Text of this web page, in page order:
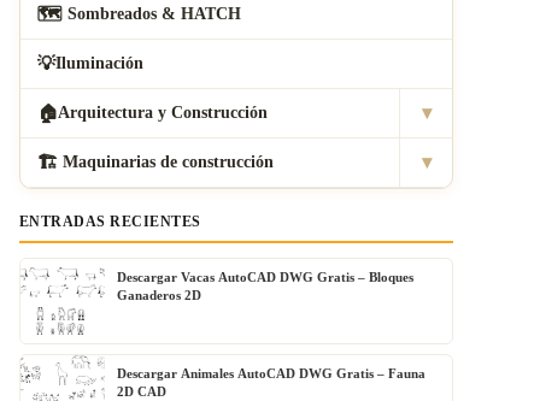
🗺 ️ Sombreados & HATCH
💡Iluminación
🏠Arquitectura y Construcción ▾
🏗 ️ Maquinarias de construcción ▾
ENTRADAS RECIENTES
Descargar Vacas AutoCAD DWG Gratis – Bloques
Ganaderos 2D
Descargar Animales AutoCAD DWG Gratis – Fauna
2D CAD